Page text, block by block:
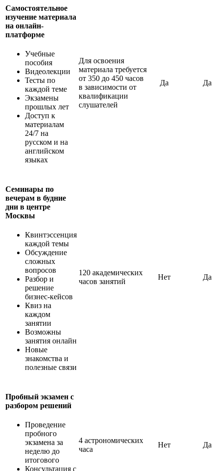
Самостоятельное
изучение материала
на онлайн-
платформе
Учебные
пособия
Видеолекции
Тесты по
каждой теме
Экзамены
прошлых лет
Доступ к
материалам
24/7 на
русском и на
английском
языках
Для освоения
материала требуется
от 350 до 450 часов
в зависимости от
квалификации
слушателей
Да Да
Семинары по
вечерам в будние
дни в центре
Москвы
Квинтэссенция
каждой темы
Обсуждение
сложных
вопросов
Разбор и
решение
бизнес-кейсов
Квиз на
каждом
занятии
Возможны
занятия онлайн
Новые
знакомства и
полезные связи
120 академических
часов занятий
Нет Да
Пробный экзамен с
разбором решений
Проведение
пробного
экзамена за
неделю до
итогового
Консультация с
4 астрономических
часа
Нет Да